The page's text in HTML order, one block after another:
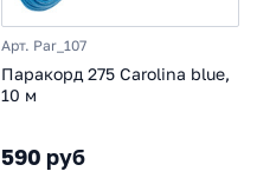
Арт. Par_107
Паракорд 275 Carolina blue,
10 м
590 руб